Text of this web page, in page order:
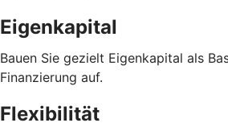
Eigenkapital
Bauen Sie gezielt Eigenkapital als
Finanzierung auf.
Flexibilität